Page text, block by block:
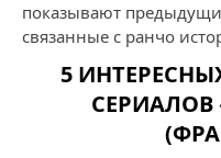
показывают
связанные с ранчо
5
СЕРИАЛОВ